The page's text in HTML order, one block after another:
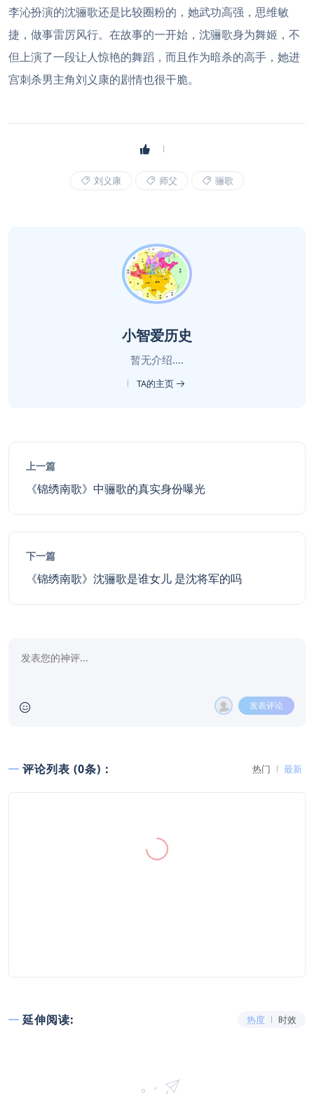
李沁扮演的沈骊歌还是比较圈粉的，她武功高强，思维敏
捷，做事雷厉风行。在故事的一开始，沈骊歌身为舞姬，不
但上演了一段让人惊艳的舞蹈，而且作为暗杀的高手，她进
宫刺杀男主角刘义康的剧情也很干脆。
刘义康 师父 骊歌
小智爱历史
暂无介绍....
TA的主页
上一篇
《锦绣南歌》中骊歌的真实身份曝光
下一篇
《锦绣南歌》沈骊歌是谁女儿 是沈将军的吗
发表评论
评论列表 (0条)： 热门 最新
延伸阅读: 热度 时效